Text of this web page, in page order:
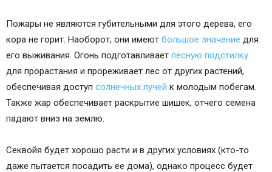
Пожары не являются губительными для этого дерева, его
кора не горит. Наоборот, они имеют большое значение для
его выживания. Огонь подготавливает лесную подстилку
для прорастания и прореживает лес от других растений,
обеспечивая доступ солнечных лучей к молодым побегам.
Также жар обеспечивает раскрытие шишек, отчего семена
падают вниз на землю.
Секвойя будет хорошо расти и в других условиях (кто-то
даже пытается посадить ее дома), однако процесс будет